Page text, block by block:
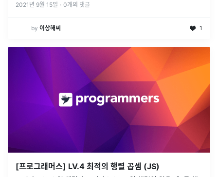
2021년 9월 15일 · 0개의 댓글
by 이상해씨 1
[프로그래머스] LV.4 최적의 행렬 곱셈 (JS)